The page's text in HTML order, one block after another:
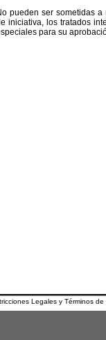
pueden ser sometidas
iniciativa, los tratados
para su
Legales y Términos de